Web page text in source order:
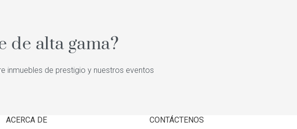
de alta gama?
inmuebles de prestigio y nuestros eventos
ACERCA DE
CONTÁCTENOS